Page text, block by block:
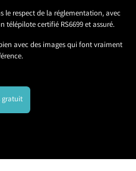
le respect de la réglementation, avec
télépilote certifié RS6699 et assuré.
avec des images qui font vraiment
gratuit